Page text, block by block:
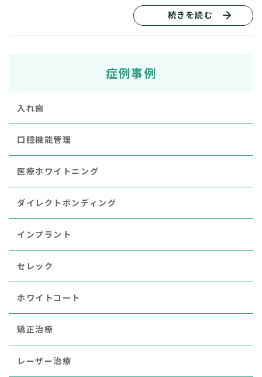
続きを読む
症例事例
入れ歯
口腔機能管理
医療ホワイトニング
ダイレクトボンディング
インプラント
セレック
ホワイトコート
矯正治療
レーザー治療